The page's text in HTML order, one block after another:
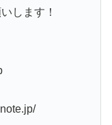
します！